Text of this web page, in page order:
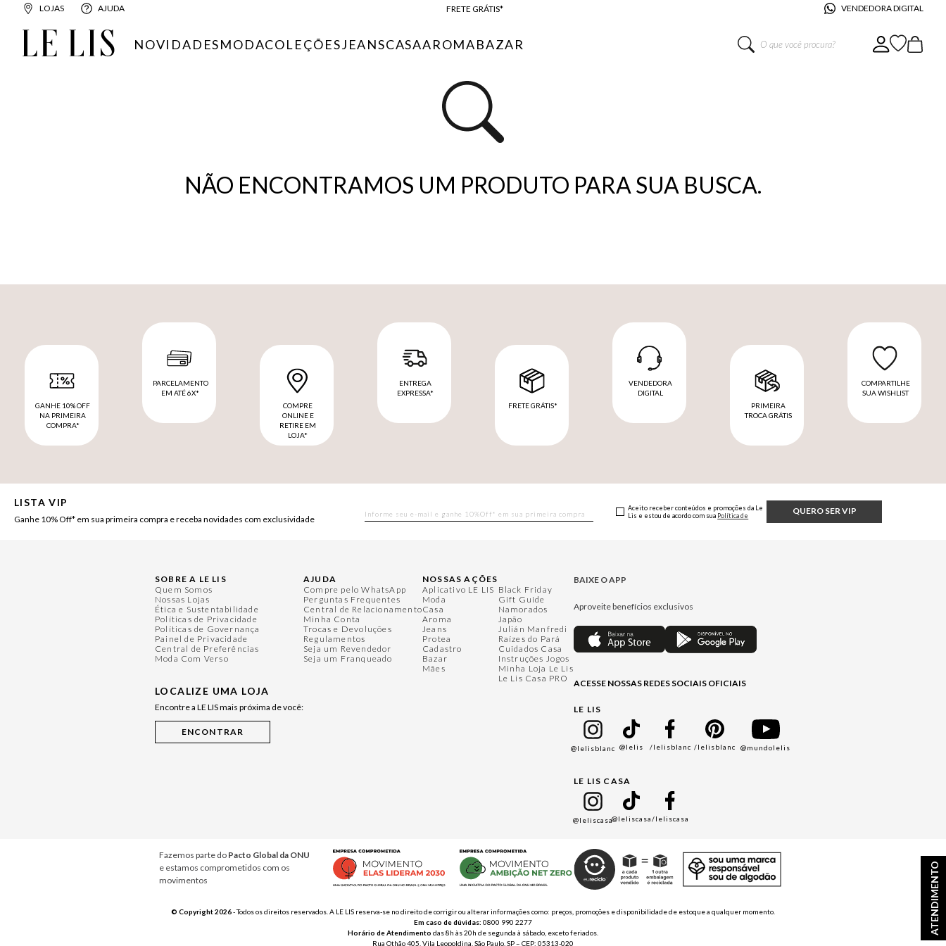
LOJAS AJUDA
FRETE GRÁTIS*
10% OFF NA PRIMEIRA COMPRA*
VENDEDORA DIGITAL
ATENDIMENTO
NOVIDADESMODACOLEÇÕESJEANSCASAAROMABAZAR
O que você procura?
NÃO ENCONTRAMOS UM PRODUTO PARA SUA BUSCA.
GANHE 10% OFF
NA PRIMEIRA
COMPRA*
PARCELAMENTO
EM ATÉ 6X*
COMPRE
ONLINE E
RETIRE EM
LOJA*
ENTREGA
EXPRESSA*
FRETE GRÁTIS*
VENDEDORA
DIGITAL
PRIMEIRA
TROCA GRÁTIS
COMPARTILHE
SUA WISHLIST
LISTA VIP
Ganhe 10% Off* em sua primeira compra e receba novidades com exclusividade
QUERO SER VIP
Aceito receber conteúdos e promoções da Le
Lis e estou de acordo com sua Política de
SOBRE A LE LIS
Quem Somos
Nossas Lojas
Ética e Sustentabilidade
Políticas de Privacidade
Políticas de Governança
Painel de Privacidade
Central de Preferências
Moda Com Verso
LOCALIZE UMA LOJA
Encontre a LE LIS mais próxima de você:
AJUDA
Compre pelo WhatsApp
Perguntas Frequentes
Central de Relacionamento
Minha Conta
Trocas e Devoluções
Regulamentos
Seja um Revendedor
Seja um Franqueado
NOSSAS AÇÕES
Aplicativo LE LIS
Moda
Casa
Aroma
Jeans
Protea
Cadastro
Bazar
Mães
Black Friday
Gift Guide
Namorados
Japão
Julián Manfredi
Raízes do Pará
Cuidados Casa
Instruções Jogos
Minha Loja Le Lis
Le Lis Casa PRO
BAIXE O APP
Aproveite benefícios exclusivos
ACESSE NOSSAS REDES SOCIAIS OFICIAIS
LE LIS
@lelisblanc @lelis /lelisblanc /lelisblanc @mundolelis
LE LIS CASA
@leliscasa@leliscasa/leliscasa
Fazemos parte do Pacto Global da ONU
e estamos comprometidos com os
movimentos
© Copyright 2026- Todos os direitos reservados. A LE LIS reserva-se no direito de corrigir ou alterar informações como: preços, promoções e disponibilidade de estoque a qualquer momento.
Em caso de dúvidas: 0800 990 2277
Horário de Atendimento das 8h às 20h de segunda à sábado, exceto feriados.
Rua Othão 405, Vila Leopoldina, São Paulo, SP – CEP: 05313-020